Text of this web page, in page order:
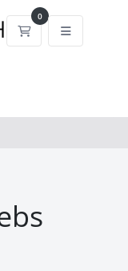
0
Kundvagn